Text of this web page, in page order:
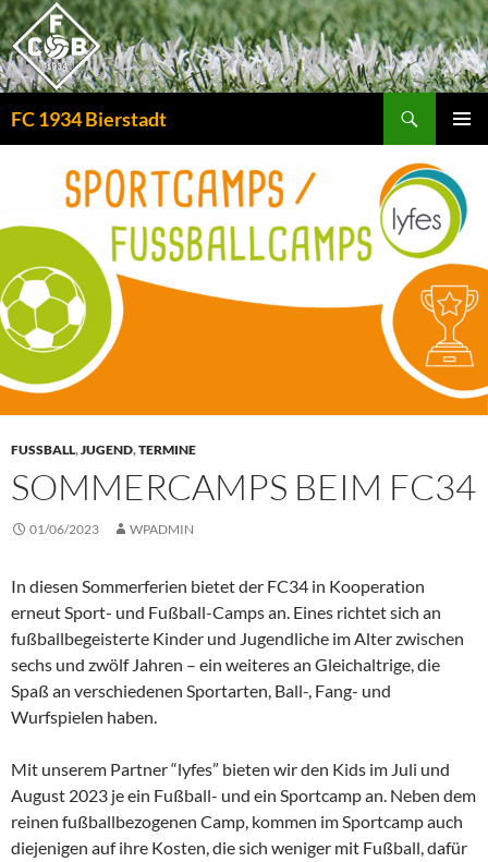
Zum
Inhalt
springen
FC 1934 Bierstadt
MENÜ
FUSSBALL,JUGEND,TERMINE
SOMMERCAMPS BEIM FC34
01/06/2023 WPADMIN
In diesen Sommerferien bietet der FC34 in Kooperation
erneut Sport- und Fußball-Camps an. Eines richtet sich an
fußballbegeisterte Kinder und Jugendliche im Alter zwischen
sechs und zwölf Jahren – ein weiteres an Gleichaltrige, die
Spaß an verschiedenen Sportarten, Ball-, Fang- und
Wurfspielen haben.
Mit unserem Partner “lyfes” bieten wir den Kids im Juli und
August 2023 je ein Fußball- und ein Sportcamp an. Neben dem
reinen fußballbezogenen Camp, kommen im Sportcamp auch
diejenigen auf ihre Kosten, die sich weniger mit Fußball, dafür